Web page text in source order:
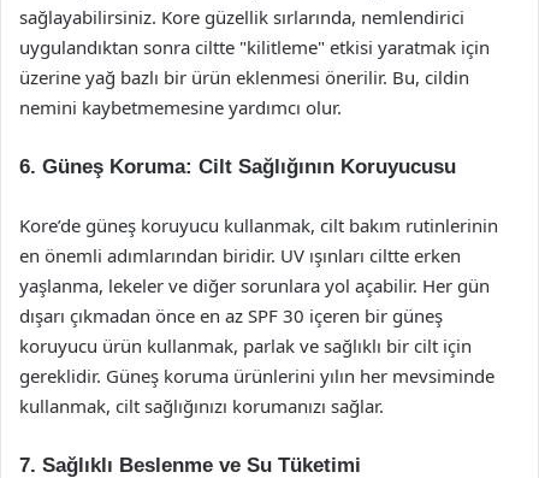
sağlayabilirsiniz. Kore güzellik sırlarında, nemlendirici
uygulandıktan sonra ciltte "kilitleme" etkisi yaratmak için
üzerine yağ bazlı bir ürün eklenmesi önerilir. Bu, cildin
nemini kaybetmemesine yardımcı olur.
6. Güneş Koruma: Cilt Sağlığının Koruyucusu
Kore’de güneş koruyucu kullanmak, cilt bakım rutinlerinin
en önemli adımlarından biridir. UV ışınları ciltte erken
yaşlanma, lekeler ve diğer sorunlara yol açabilir. Her gün
dışarı çıkmadan önce en az SPF 30 içeren bir güneş
koruyucu ürün kullanmak, parlak ve sağlıklı bir cilt için
gereklidir. Güneş koruma ürünlerini yılın her mevsiminde
kullanmak, cilt sağlığınızı korumanızı sağlar.
7. Sağlıklı Beslenme ve Su Tüketimi